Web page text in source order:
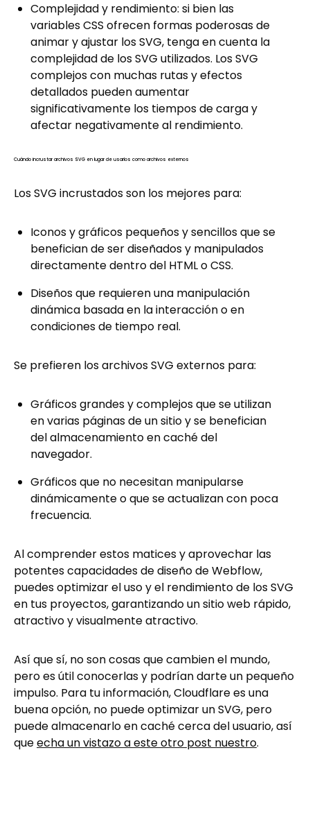
Complejidad y rendimiento: si bien las
variables CSS ofrecen formas poderosas de
animar y ajustar los SVG, tenga en cuenta la
complejidad de los SVG utilizados. Los SVG
complejos con muchas rutas y efectos
detallados pueden aumentar
significativamente los tiempos de carga y
afectar negativamente al rendimiento.
Cuándo incrustar archivos SVG en lugar de usarlos como archivos externos
Los SVG incrustados son los mejores para:
Iconos y gráficos pequeños y sencillos que se
benefician de ser diseñados y manipulados
directamente dentro del HTML o CSS.
Diseños que requieren una manipulación
dinámica basada en la interacción o en
condiciones de tiempo real.
Se prefieren los archivos SVG externos para:
Gráficos grandes y complejos que se utilizan
en varias páginas de un sitio y se benefician
del almacenamiento en caché del
navegador.
Gráficos que no necesitan manipularse
dinámicamente o que se actualizan con poca
frecuencia.
Al comprender estos matices y aprovechar las
potentes capacidades de diseño de Webflow,
puedes optimizar el uso y el rendimiento de los SVG
en tus proyectos, garantizando un sitio web rápido,
atractivo y visualmente atractivo.
Así que sí, no son cosas que cambien el mundo,
pero es útil conocerlas y podrían darte un pequeño
impulso. Para tu información, Cloudflare es una
buena opción, no puede optimizar un SVG, pero
puede almacenarlo en caché cerca del usuario, así
queecha un vistazo a este otro post nuestro.